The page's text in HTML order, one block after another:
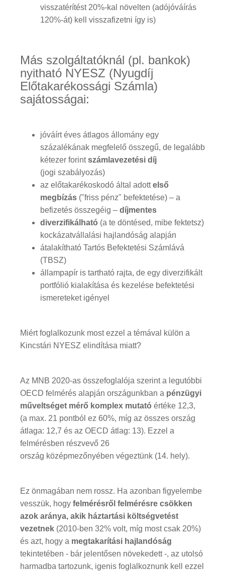
visszatérítést 20%-kal növelten (adójóváírás
120%-át) kell visszafizetni így is)
Más szolgáltatóknál (pl. bankok)
nyitható NYESZ (Nyugdíj
Előtakarékossági Számla)
sajátosságai:
jóváírt éves átlagos állomány egy
százalékának megfelelő összegű, de legalább
kétezer forintszámlavezetési díj
(jogi szabályozás)
az előtakarékoskodó által adottelső
megbízás ("friss pénz" befektetése) – a
befizetés összegéig – díjmentes
diverzifikálható (a te döntésed, mibe fektetsz)
kockázatvállalási hajlandóság alapján
átalakítható Tartós Befektetési Számlává
(TBSZ)
állampapír is tartható rajta, de egy diverzifikált
portfólió kialakítása és kezelése befektetési
ismereteket igényel
Miért foglalkozunk most ezzel a témával külön a
Kincstári NYESZ elindítása miatt?
Az MNB 2020-as összefoglalója szerint a legutóbbi
OECD felmérés alapján országunkban a pénzügyi
műveltséget mérő komplex mutató értéke 12,3,
(a max. 21 pontból ez 60%, míg az összes ország
átlaga: 12,7 és az OECD átlag: 13). Ezzel a
felmérésben részvevő 26
ország középmezőnyében végeztünk (14. hely).
Ez önmagában nem rossz. Ha azonban figyelembe
vesszük, hogy felmérésről felmérésre csökken
azok aránya, akik háztartási költségvetést
vezetnek (2010-ben 32% volt, míg most csak 20%)
és azt, hogy a megtakarítási hajlandóság
tekintetében - bár jelentősen növekedett -, az utolsó
harmadba tartozunk, igenis foglalkoznunk kell ezzel